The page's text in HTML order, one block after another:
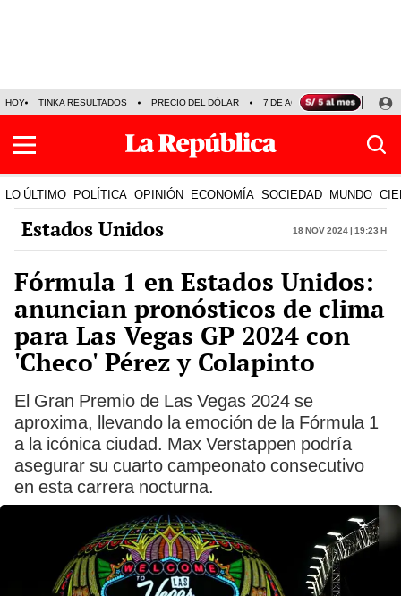
HOY TINKA RESULTADOS PRECIO DEL DÓLAR 7 DE AGOSTO OLLANTA
LO ÚLTIMO POLÍTICA OPINIÓN ECONOMÍA SOCIEDAD MUNDO
Estados Unidos 18 Nov 2024 | 19:23 h
Fórmula 1 en Estados Unidos:
anuncian pronósticos de clima
para Las Vegas GP 2024 con
'Checo' Pérez y Colapinto
El Gran Premio de Las Vegas 2024 se
aproxima, llevando la emoción de la Fórmula 1
a la icónica ciudad. Max Verstappen podría
asegurar su cuarto campeonato consecutivo
en esta carrera nocturna.